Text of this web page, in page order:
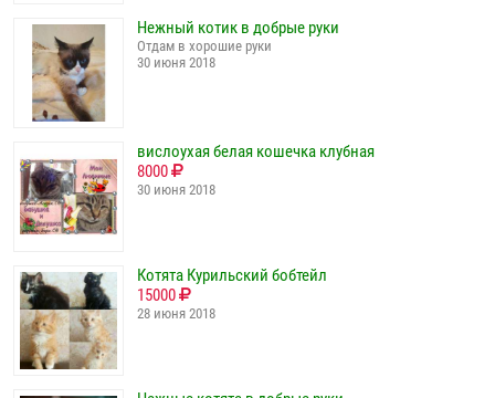
Нежный котик в добрые руки
Отдам в хорошие руки
30 июня 2018
вислоухая белая кошечка клубная
8000
30 июня 2018
Котята Курильский бобтейл
15000
28 июня 2018